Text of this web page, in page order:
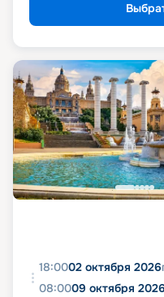
18:0002 октября 2026
08:0009 октября 2026